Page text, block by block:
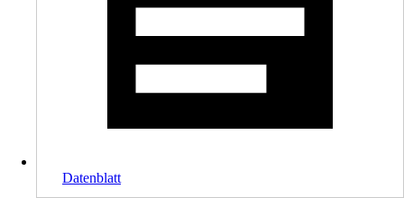
Datenblatt